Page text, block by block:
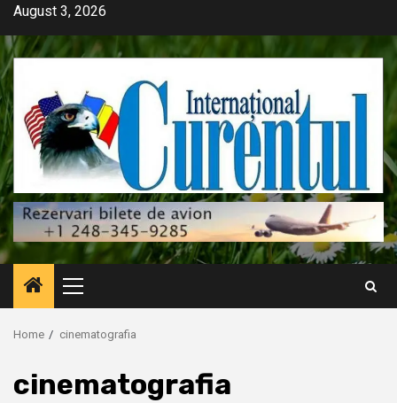
Skip
content
August 3, 2026
Primary
Menu
Home cinematografia
cinematografia